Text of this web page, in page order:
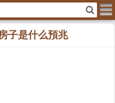
子是什么預兆